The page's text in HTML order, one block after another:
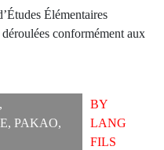
Élémentaires
conformément aux
,
, PAKAO,
BY
LANG
FILS